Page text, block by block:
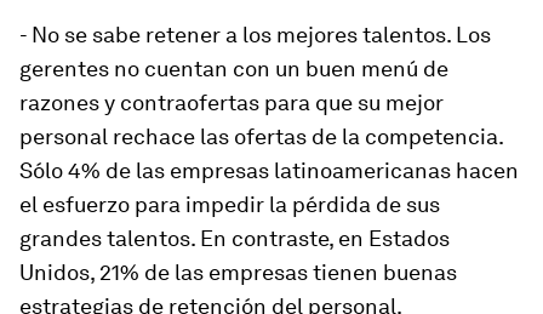
- No se sabe retener a los mejores talentos. Los
gerentes no cuentan con un buen menú de
razones y contraofertas para que su mejor
personal rechace las ofertas de la competencia.
Sólo 4% de las empresas latinoamericanas hacen
el esfuerzo para impedir la pérdida de sus
grandes talentos. En contraste, en Estados
Unidos, 21% de las empresas tienen buenas
estrategias de retención del personal.